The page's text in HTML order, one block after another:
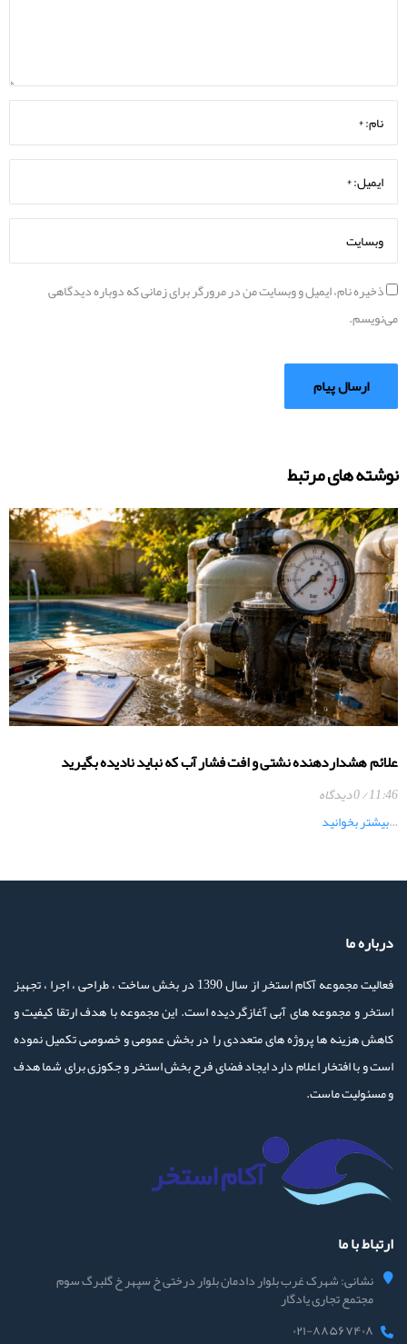
ذخیره نام، ایمیل و وبسایت من در مرورگر برای زمانی که دوباره دیدگاهی
می‌نویسم.
نوشته های مرتبط
علائم هشداردهنده نشتی و افت فشار آب که نباید نادیده بگیرید
11:46 0 دیدگاه
…بیشتر بخوانید
درباره ما
فعالیت مجموعه آکام استخر از سال 1390 در بخش ساخت ، طراحی ، اجرا ، تجهیز
استخر و مجموعه های آبی آغازگردیده است. این مجموعه با هدف ارتقا کیفیت و
کاهش هزینه ها پروژه های متعددی را در بخش عمومی و خصوصی تکمیل نموده
است و با افتخار اعلام دارد ایجاد فضای فرح بخش استخر و جکوزی برای شما هدف
و مسئولیت ماست.
ارتباط با ما
نشانی: شهرک غرب بلوار دادمان بلوار درختی خ سپهر خ گلبرگ سوم
مجتمع تجاری یادگار
۰۲۱-۸۸۵۶۷۴۰۸